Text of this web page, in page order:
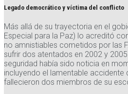
Legado democrático y víctima del conflicto
Más allá de su trayectoria en el
Especial para la Paz) lo acreditó
no amnistiables cometidos por las
sufrir dos atentados en 2002 y
seguridad había sido noticia en
incluyendo el lamentable
fallecieron dos miembros de su